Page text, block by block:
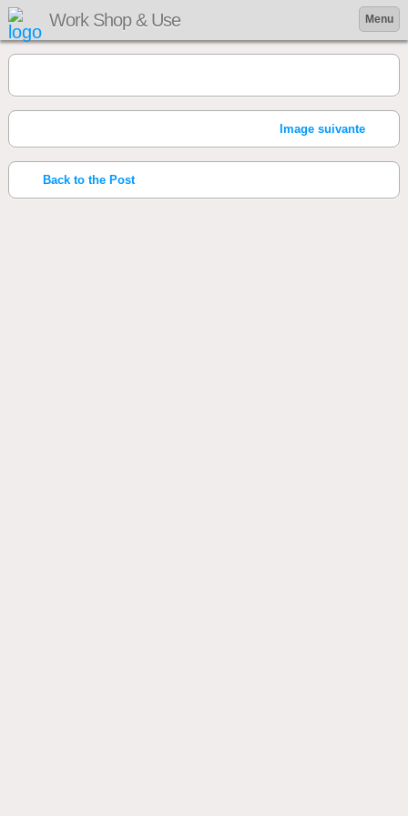
Work Shop & Use Menu
Image suivante
Back to the Post